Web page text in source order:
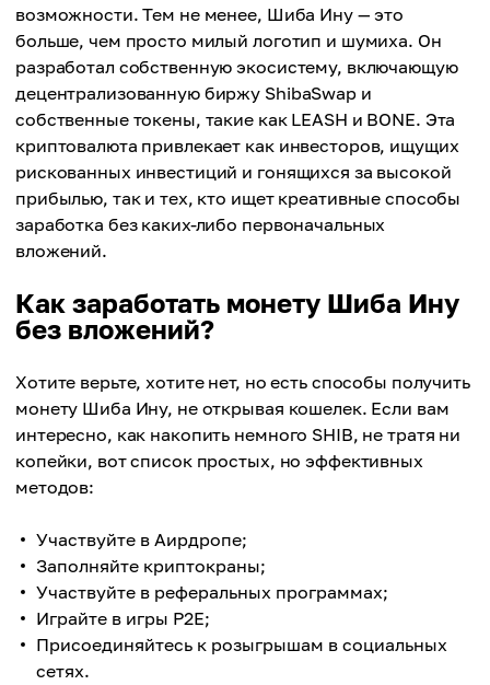
возможности. Тем не менее, Шиба Ину — это
больше, чем просто милый логотип и шумиха. Он
разработал собственную экосистему, включающую
децентрализованную биржу ShibaSwap и
собственные токены, такие как LEASH и BONE. Эта
криптовалюта привлекает как инвесторов, ищущих
рискованных инвестиций и гонящихся за высокой
прибылью, так и тех, кто ищет креативные способы
заработка без каких-либо первоначальных
вложений.
Как заработать монету Шиба Ину
без вложений?
Хотите верьте, хотите нет, но есть способы получить
монету Шиба Ину, не открывая кошелек. Если вам
интересно, как накопить немного SHIB, не тратя ни
копейки, вот список простых, но эффективных
методов:
Участвуйте в Аирдропе;
Заполняйте криптокраны;
Участвуйте в реферальных программах;
Играйте в игры P2E;
Присоединяйтесь к розыгрышам в социальных
сетях.